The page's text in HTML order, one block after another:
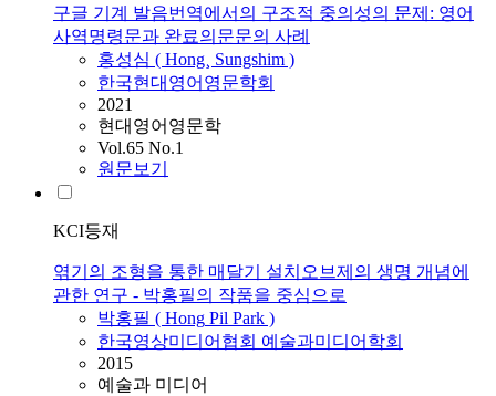
구글 기계 발음번역에서의 구조적 중의성의 문제: 영어
사역명령문과 완료의문문의 사례
홍성심 ( Hong¸ Sungshim )
한국현대영어영문학회
2021
현대영어영문학
Vol.65 No.1
원문보기
KCI등재
엮기의 조형을 통한 매달기 설치오브제의 생명 개념에
관한 연구 - 박홍필의 작품을 중심으로
박홍필 ( Hong Pil Park )
한국영상미디어협회 예술과미디어학회
2015
예술과 미디어